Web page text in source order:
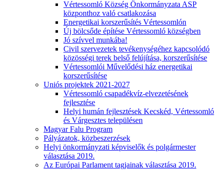
Vértessomló Község Önkormányzata ASP
központhoz való csatlakozása
Energetikai korszerűsítés Vértessomlón
Új bölcsőde építése Vértessomló községben
Jó szívvel munkába!
Civil szervezetek tevékenységéhez kapcsolódó
közösségi terek belső felújítása, korszerűsítése
Vértessomlói Művelődési ház energetikai
korszerűsítése
Uniós projektek 2021-2027
Vértessomló csapadékvíz-elvezetésének
fejlesztése
Helyi humán fejlesztések Kecskéd, Vértessomló
és Várgesztes településen
Magyar Falu Program
Pályázatok, közbeszerzések
Helyi önkormányzati képviselők és polgármester
választása 2019.
Az Európai Parlament tagjainak választása 2019.